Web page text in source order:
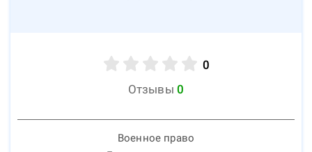
0
Отзывы 0
Военное право